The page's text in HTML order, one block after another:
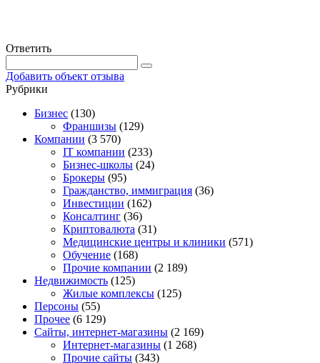
Ответить
Добавить объект отзыва
Рубрики
Бизнес (130)
Франшизы (129)
Компании (3 570)
IT компании (233)
Бизнес-школы (24)
Брокеры (95)
Гражданство, иммиграция (36)
Инвестиции (162)
Консалтинг (36)
Криптовалюта (31)
Медицинские центры и клиники (571)
Обучение (168)
Прочие компании (2 189)
Недвижимость (125)
Жилые комплексы (125)
Персоны (55)
Прочее (6 129)
Сайты, интернет-магазины (2 169)
Интернет-магазины (1 268)
Прочие сайты (343)